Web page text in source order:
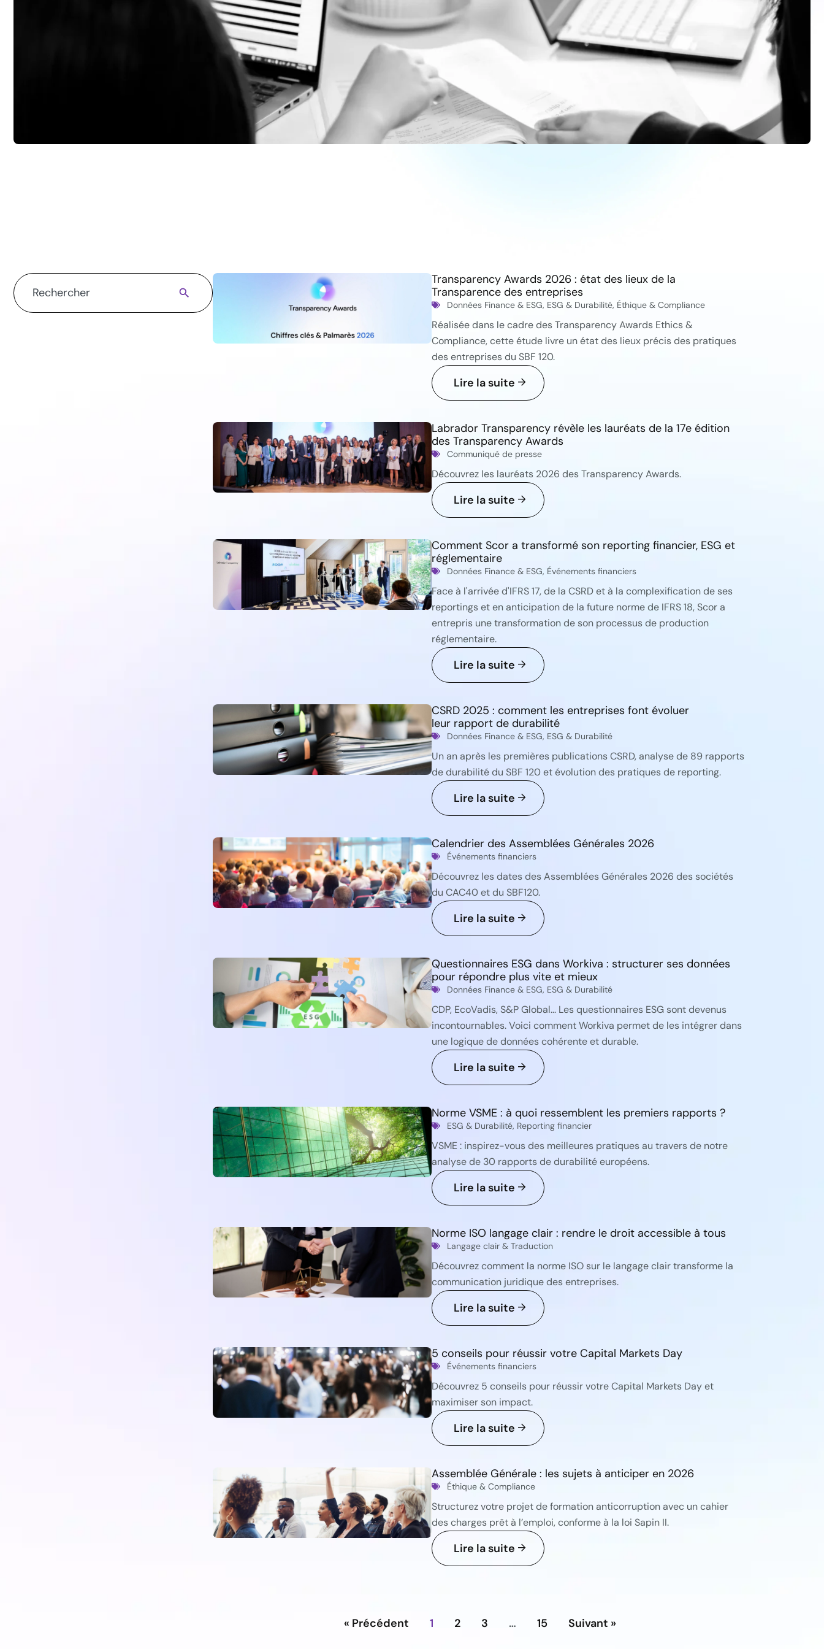
Transparency Awards 2026 : état des lieux de la
Transparence des entreprises
Données Finance & ESG, ESG & Durabilité, Éthique & Compliance
Réalisée dans le cadre des Transparency Awards Ethics &
Compliance, cette étude livre un état des lieux précis des pratiques
des entreprises du SBF 120.
Lire la suite
Labrador Transparency révèle les lauréats de la 17e édition
des Transparency Awards
Communiqué de presse
Découvrez les lauréats 2026 des Transparency Awards.
Lire la suite
Comment Scor a transformé son reporting financier, ESG et
réglementaire
Données Finance & ESG, Événements financiers
Face à l'arrivée d'IFRS 17, de la CSRD et à la complexification de ses
reportings et en anticipation de la future norme de IFRS 18, Scor a
entrepris une transformation de son processus de production
réglementaire.
Lire la suite
CSRD 2025 : comment les entreprises font évoluer
leur rapport de durabilité
Données Finance & ESG, ESG & Durabilité
Un an après les premières publications CSRD, analyse de 89 rapports
de durabilité du SBF 120 et évolution des pratiques de reporting.
Lire la suite
Calendrier des Assemblées Générales 2026
Événements financiers
Découvrez les dates des Assemblées Générales 2026 des sociétés
du CAC40 et du SBF120.
Lire la suite
Questionnaires ESG dans Workiva : structurer ses données
pour répondre plus vite et mieux
Données Finance & ESG, ESG & Durabilité
CDP, EcoVadis, S&P Global... Les questionnaires ESG sont devenus
incontournables. Voici comment Workiva permet de les intégrer dans
une logique de données cohérente et durable.
Lire la suite
Norme VSME : à quoi ressemblent les premiers rapports ?
ESG & Durabilité, Reporting financier
VSME : inspirez-vous des meilleures pratiques au travers de notre
analyse de 30 rapports de durabilité européens.
Lire la suite
Norme ISO langage clair : rendre le droit accessible à tous
Langage clair & Traduction
Découvrez comment la norme ISO sur le langage clair transforme la
communication juridique des entreprises.
Lire la suite
5 conseils pour réussir votre Capital Markets Day
Événements financiers
Découvrez 5 conseils pour réussir votre Capital Markets Day et
maximiser son impact.
Lire la suite
Assemblée Générale : les sujets à anticiper en 2026
Éthique & Compliance
Structurez votre projet de formation anticorruption avec un cahier
des charges prêt à l’emploi, conforme à la loi Sapin II.
Lire la suite
« Précédent 1 2 3 … 15 Suivant »